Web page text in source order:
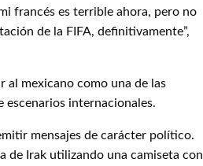
francés es terrible ahora, pero no
de la FIFA, definitivamente”,
al mexicano como una de las
escenarios internacionales.
mensajes de carácter político.
de Irak utilizando una camiseta con